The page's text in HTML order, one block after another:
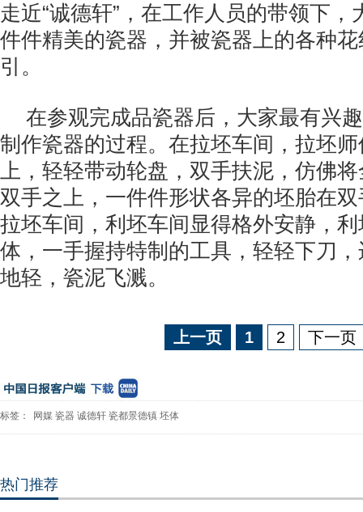
走近“诚德轩”，在工作人员的带领下，
件件精美的瓷器，并被瓷器上的各种
引。
在参观完成品瓷器后，大家最有兴
制作瓷器的过程。在拉坯车间，拉坯
上，轻轻带动轮盘，双手扶泥，仿佛
双手之上，一件件形状各异的坯胎在
拉坯车间，利坯车间显得格外安静，
体，一手握持特制的工具，轻轻下刀
地轻，瓷泥飞溅。
上一页 1 2 下一页
标签： 网媒 瓷器 诚德轩 瓷都景德镇 坯体
热门推荐